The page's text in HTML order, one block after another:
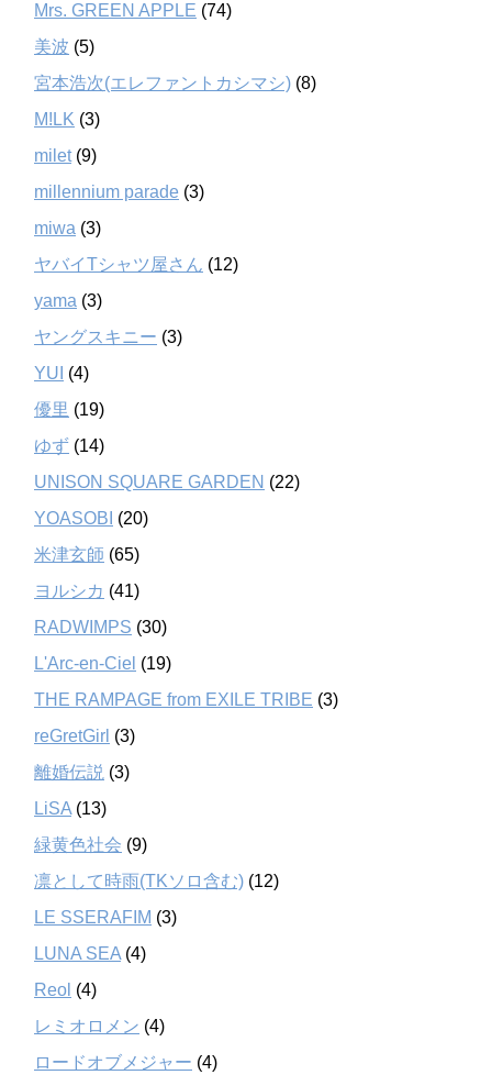
Mrs. GREEN APPLE (74)
美波 (5)
宮本浩次(エレファントカシマシ) (8)
M!LK (3)
milet(9)
millennium parade (3)
miwa (3)
ヤバイTシャツ屋さん (12)
yama (3)
ヤングスキニー (3)
YUI (4)
優里 (19)
ゆず (14)
UNISON SQUARE GARDEN (22)
YOASOBI (20)
米津玄師 (65)
ヨルシカ (41)
RADWIMPS (30)
L'Arc-en-Ciel (19)
THE RAMPAGE from EXILE TRIBE (3)
reGretGirl (3)
離婚伝説 (3)
LiSA (13)
緑黄色社会 (9)
凛として時雨(TKソロ含む) (12)
LE SSERAFIM (3)
LUNA SEA (4)
Reol (4)
レミオロメン (4)
ロードオブメジャー (4)